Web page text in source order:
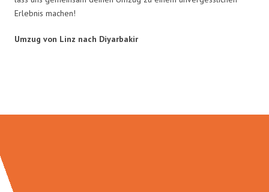
Erlebnis machen!
Umzug von Linz nach Diyarbakir